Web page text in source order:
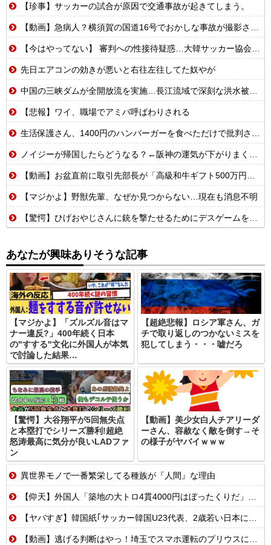
【珍事】サッカーの試合が原因で交通事故が起きてしまう。
【動画】急病人？横須賀の国道16号でおかしな事故が撮影される。
【今はやってない】 審判への性接待疑惑…大韓サッカー協会が声明「現在は一切発生していない」
先日エアコンの効きが悪いと右往左往してた奴やが
中国の三峡ダムが全開放流を実施…長江流域で深刻な洪水被害！
【悲報】ワイ、職場でアミバ呼ばわりされる
生活保護さん、1400円のハンバーガーを食べただけで批判される
ノイジーが帰国したらどうなる？←阪神の運気が下がりまくるやろな
【動画】お盆直前に取引先部長が「高級和牛ギフト500万円分、全部キャンセルでw」→取引先本社の社長に直接納品したら…
【マジかよ】野獣先輩、なぜか見つからない…現在も消息不明
【驚愕】ひげおやじさんに銃を撃たせるためにデスゲームを開催するはりーシ
あなたが興味ありそうな記事
【マジかよ】「ズルズル音はマ
ナー違反?」400年続く日本
の"すする"文化に外国人が本気
で討論した結果…
【超絶悲報】ロシア軍さん、ガ
チで取り返しのつかないミスを
犯してしまう・・・嘘だろ
【驚愕】大谷翔平が5回無失点
と本塁打でシリーズ勝利!超絶
怒涛最高に気分が良いLADファ
ン
【動画】美少女白人チアリーダ
ーさん、容赦なく敵を倒す→そ
の様子がヤバイｗｗｗ
異世界モノで一番繁栄してる種族が『人間』な理由
【仰天】外国人「築地の大トロ4貫4000円はぼったくりだ」→日本人の反応が真っ二つに
【ヤバすぎ】韓国紙｢サッカー韓国U23代表、2歳若い日本に負けると歴史的屈辱｣
【動画】逃げる判断はやっ！埼玉でスマホ運転のプリウスに当て逃げされる車載。